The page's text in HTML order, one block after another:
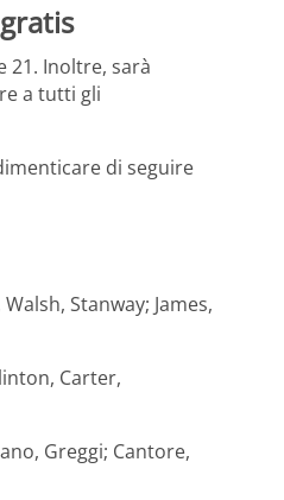
21. Inoltre, sarà
a tutti gli
di seguire
Stanway; James,
Carter,
Greggi; Cantore,